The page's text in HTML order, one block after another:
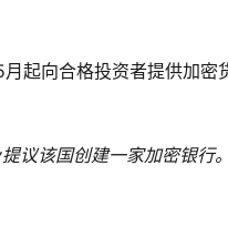
起向合格投资者提供加
议该国创建一家加密银行